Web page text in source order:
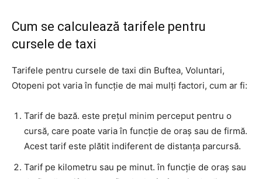
Cum se calculează tarifele pentru
cursele de taxi
Tarifele pentru cursele de taxi din Buftea, Voluntari,
Otopeni pot varia în funcție de mai mulți factori, cum ar fi:
Tarif de bază. este prețul minim perceput pentru o
cursă, care poate varia în funcție de oraș sau de firmă.
Acest tarif este plătit indiferent de distanța parcursă.
Tarif pe kilometru sau pe minut. în funcție de oraș sau